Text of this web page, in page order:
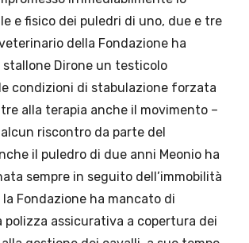
e fisico dei puledri di uno, due e tre
della Fondazione ha
Dirone un testicolo
condizioni di stabulazione forzata
alla terapia anche il movimento –
riscontro da parte del
il puledro di due anni Meonio ha
sempre in seguito dell’immobilità
Fondazione ha mancato di
polizza assicurativa a copertura dei